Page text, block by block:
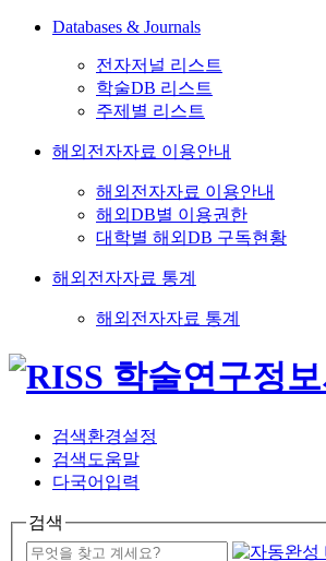
Databases & Journals
전자저널 리스트
학술DB 리스트
주제별 리스트
해외전자자료 이용안내
해외전자자료 이용안내
해외DB별 이용권한
대학별 해외DB 구독현황
해외전자자료 통계
해외전자자료 통계
검색환경설정
검색도움말
다국어입력
검색